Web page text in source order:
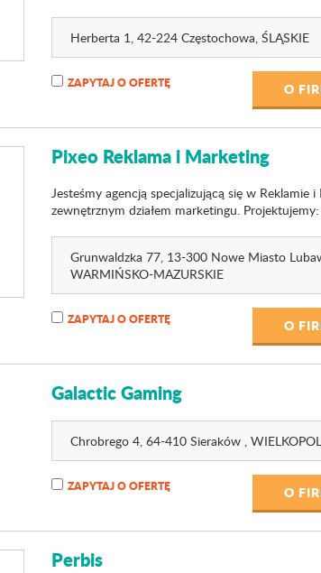
Herberta 1, 42-224 Częstochowa, ŚLĄSKIE
ZAPYTAJ O OFERTĘ O
Pixeo Reklama i Marketing
Jesteśmy agencją specjalizującą się w
zewnętrznym działem marketingu.
Grunwaldzka 77, 13-300 Nowe Miasto
WARMIŃSKO-MAZURSKIE
ZAPYTAJ O OFERTĘ O
Galactic Gaming
Chrobrego 4, 64-410 Sieraków ,
ZAPYTAJ O OFERTĘ O
Perbis